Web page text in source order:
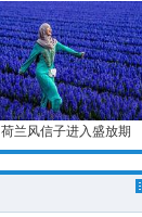
荷兰风信子进入盛放期